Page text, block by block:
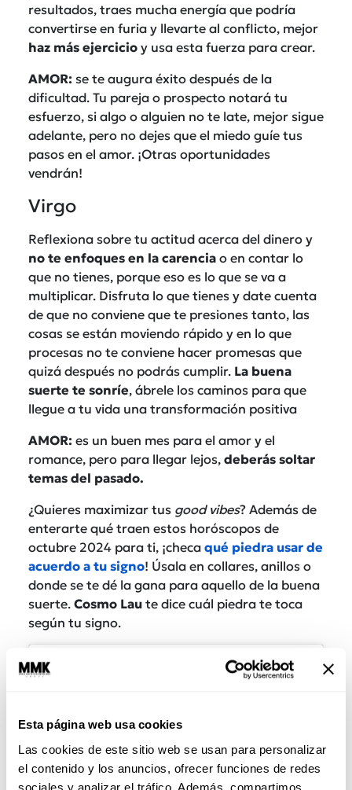
Esta página web usa cookies
Las cookies de este sitio web se usan para personalizar
el contenido y los anuncios, ofrecer funciones de redes
sociales y analizar el tráfico. Además, compartimos
resultados, traes mucha energía que podría
convertirse en furia y llevarte al conflicto, mejor
haz más ejercicio y usa esta fuerza para crear.
AMOR: se te augura éxito después de la
dificultad. Tu pareja o prospecto notará tu
esfuerzo, si algo o alguien no te late, mejor sigue
adelante, pero no dejes que el miedo guíe tus
pasos en el amor. ¡Otras oportunidades
vendrán!
Virgo
Reflexiona sobre tu actitud acerca del dinero y
no te enfoques en la carencia o en contar lo
que no tienes, porque eso es lo que se va a
multiplicar. Disfruta lo que tienes y date cuenta
de que no conviene que te presiones tanto, las
cosas se están moviendo rápido y en lo que
procesas no te conviene hacer promesas que
quizá después no podrás cumplir. La buena
suerte te sonríe, ábrele los caminos para que
llegue a tu vida una transformación positiva
AMOR: es un buen mes para el amor y el
romance, pero para llegar lejos, deberás soltar
temas del pasado.
¿Quieres maximizar tus good vibes? Además de
enterarte qué traen estos horóscopos de
octubre 2024 para ti, ¡checa qué piedra usar de
acuerdo a tu signo! Úsala en collares, anillos o
donde se te dé la gana para aquello de la buena
suerte. Cosmo Lau te dice cuál piedra te toca
según tu signo.